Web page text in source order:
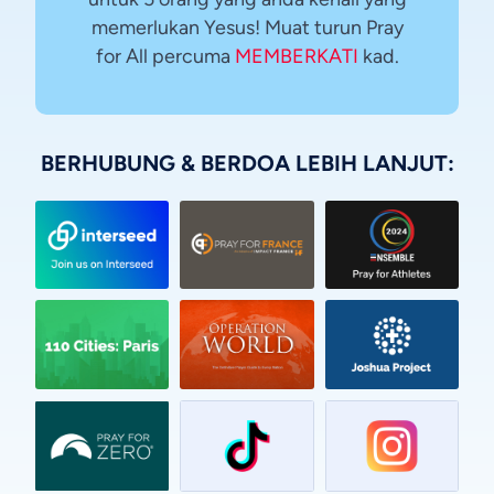
memerlukan Yesus! Muat turun Pray
for All percuma MEMBERKATI kad.
BERHUBUNG & BERDOA LEBIH LANJUT:
Swahili
Tamil
Telugu
Thai
Urdu
Vietnamese